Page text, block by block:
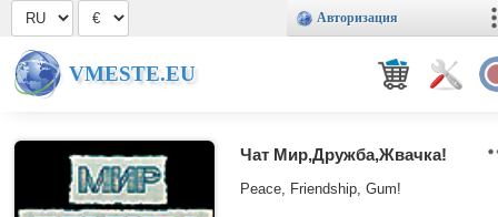
Авторизация
VMESTE.EU
Чат Мир,Дружба,Жвачка!
Peace, Friendship, Gum!